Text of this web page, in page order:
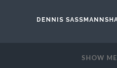
DENNIS
SHOW